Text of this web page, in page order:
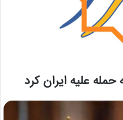
علیه ایران کرد